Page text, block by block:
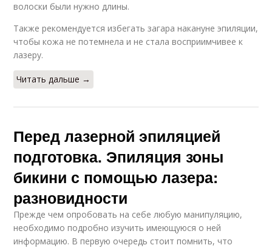
волоски были нужно длины.
Также рекомендуется избегать загара накануне эпиляции,
чтобы кожа не потемнела и не стала восприимчивее к
лазеру.
Читать дальше →
Перед лазерной эпиляцией
подготовка. Эпиляция зоны
бикини с помощью лазера:
разновидности
Прежде чем опробовать на себе любую манипуляцию,
необходимо подробно изучить имеющуюся о ней
информацию. В первую очередь стоит помнить, что